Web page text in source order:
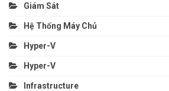
Giám Sát
Hệ Thống Máy Chủ
Hyper-V
Hyper-V
Infrastructure